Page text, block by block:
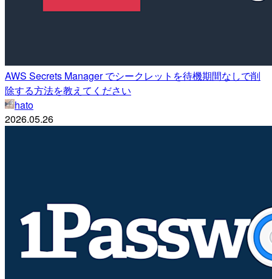
AWS Secrets Manager でシークレットを待機期間なしで削
除する方法を教えてください
hato
2026.05.26